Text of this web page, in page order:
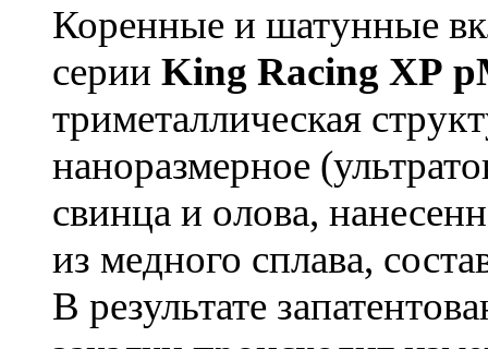
Коренные и шатунные
серии King Racing XP
триметаллическая
наноразмерное
свинца и олова,
из медного сплава,
В результате